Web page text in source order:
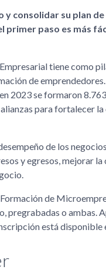
consolidar su plan
paso es más
tiene como
de
2023 se formaron
para fortalecer
de los
y egresos, mejorar
de
pregrabadas o ambas.
está disponible